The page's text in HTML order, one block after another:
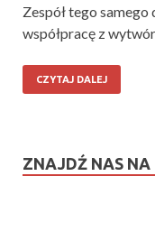
Zespół tego
współpracę z
CZYTAJ DALEJ
ZNAJDŹ NAS NA